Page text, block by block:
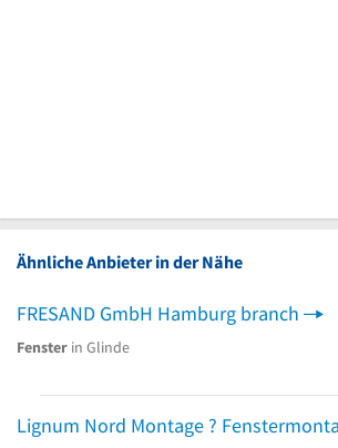
Ähnliche Anbieter in der Nähe
FRESAND GmbH Hamburg branch
Fenster in Glinde